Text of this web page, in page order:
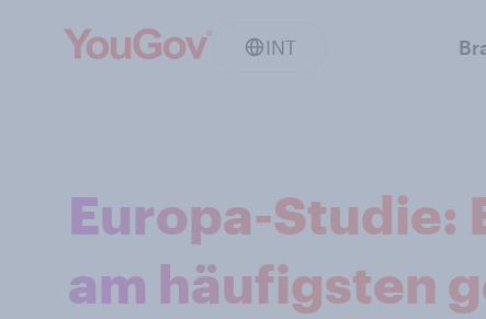
INT
Europa-Studie:
am häufigsten